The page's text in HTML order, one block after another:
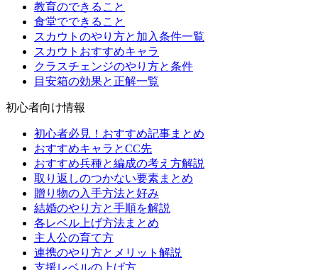
教育のできること
食堂でできること
スカウトのやり方と加入条件一覧
スカウトおすすめキャラ
クラスチェンジのやり方と条件
目安箱の効果と正解一覧
初心者向け情報
初心者必見！おすすめ記事まとめ
おすすめキャラとCC先
おすすめ兵種と編成の考え方解説
取り返しのつかない要素まとめ
贈り物の入手方法と好み
結婚のやり方と手順を解説
各レベル上げ方法まとめ
主人公の育て方
連携のやり方とメリット解説
支援レベルの上げ方